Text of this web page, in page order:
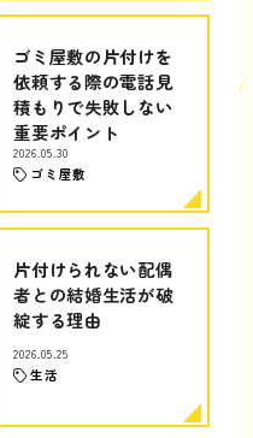
ゴミ屋敷の片付けを
依頼する際の電話見
積もりで失敗しない
重要ポイント
2026.05.30
ゴミ屋敷
片付けられない配偶
者との結婚生活が破
綻する理由
2026.05.25
生活